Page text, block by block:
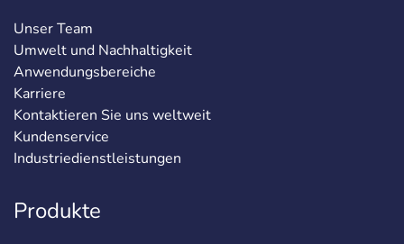
Unser Team
Umwelt und Nachhaltigkeit
Anwendungsbereiche
Karriere
Kontaktieren Sie uns weltweit
Kundenservice
Industriedienstleistungen
Produkte